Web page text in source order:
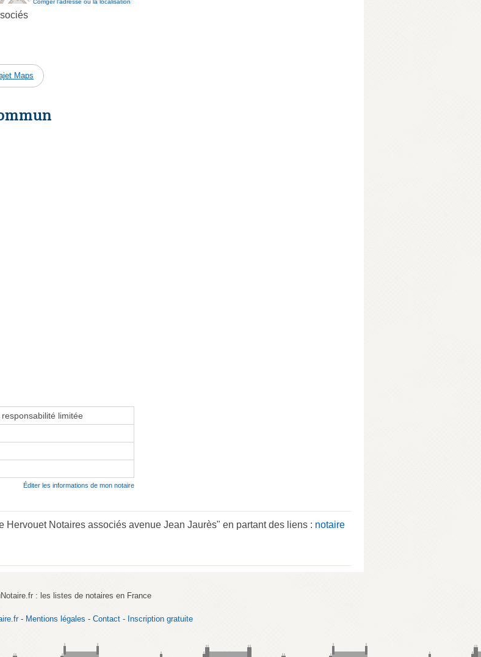
Corriger l’adresse ou la localisation
Maps
limitée
Éditer les informations de mon notaire
Hervouet Notaires associés avenue Jean Jaurès" en partant des liens : notaire
: les listes de notaires en France
- Mentions légales - Contact - Inscription gratuite